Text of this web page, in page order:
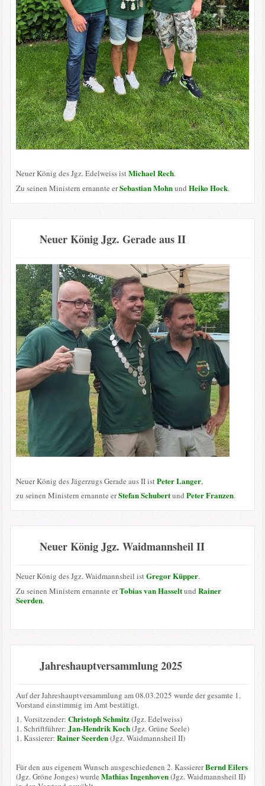
Neuer König des Jgz. Edelweiss istMichael Rech.
Zu seinen Ministern ernannte erSebastian Mohnund Heiko Hock.
Neuer König Jgz. Gerade aus II
Neuer König des Jägerzugs Gerade aus II istPeter Langer,
zu seinen Ministern ernannte erStefan Schubertund Peter Franzen.
Neuer König Jgz. Waidmannsheil II
Neuer König des Jgz. Waidmannsheil istGregor Küpper.
Zu seinen Ministern ernannte erTobias van Hasseltund Rainer
Seerden.
Jahreshauptversammlung 2025
Auf der Jahreshauptversammlung am 08.03.2025 wurde der gesamte 1.
Vorstand einstimmig im Amt bestätigt.
1. Vorsitzender: Christoph Schmitz(Jgz. Edelweiss)
1. Schriftführer: Jan-Hendrik Koch(Jgz. Grüne Seele)
1. Kassierer: Rainer Seerden(Jgz. Waidmannsheil II)
Für den aus eigenem Wunsch ausgeschiedenen 2. KassiererBernd Eilers
(Jgz. Gröne Jonges) wurde Mathias Ingenhoven(Jgz. Waidmannsheil II)